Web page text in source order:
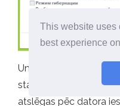
This website uses
best experience
Un nākamajā logā
startēšanu" - tam
atslēgas pēc datora